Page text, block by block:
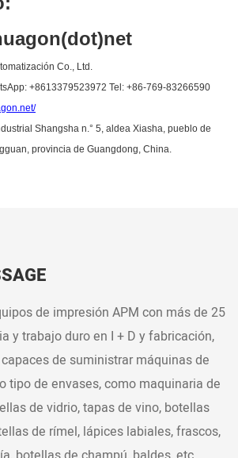
Co., Ltd.
+8613379523972 Tel: +86-769-83266590
Shangsha n.° 5, aldea Xiasha, pueblo de
provincia de Guangdong, China.
de impresión APM con más de 25
y trabajo duro en I + D y fabricación,
de suministrar máquinas de
tipo de envases, como maquinaria de
de vidrio, tapas de vino, botellas
de rímel, lápices labiales, frascos,